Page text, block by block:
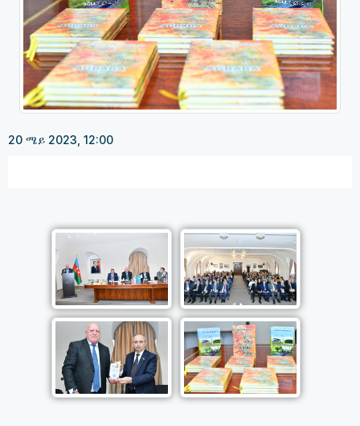
20 ሜይ 2023, 12:00